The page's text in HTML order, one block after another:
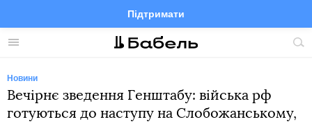
Меню
Підтримати
FacebookTelegramTwitter
Новини
Вечірнє зведення Генштабу: війська рф
готуються до наступу на Слобожанському,